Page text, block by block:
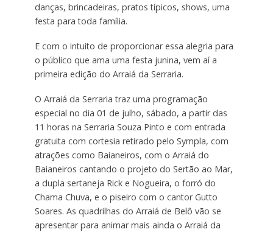
danças, brincadeiras, pratos típicos, shows, uma
festa para toda família.
E com o intuito de proporcionar essa alegria para
o público que ama uma festa junina, vem aí a
primeira edição do Arraiá da Serraria.
O Arraiá da Serraria traz uma programação
especial no dia 01 de julho, sábado, a partir das
11 horas na Serraria Souza Pinto e com entrada
gratuita com cortesia retirado pelo Sympla, com
atrações como Baianeiros, com o Arraiá do
Baianeiros cantando o projeto do Sertão ao Mar,
a dupla sertaneja Rick e Nogueira, o forró do
Chama Chuva, e o piseiro com o cantor Gutto
Soares. As quadrilhas do Arraiá de Belô vão se
apresentar para animar mais ainda o Arraiá da